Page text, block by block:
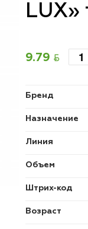
LUX»
9.79 BYN
Бренд
Назначение
Линия
Объем
Штрих-код
Возраст